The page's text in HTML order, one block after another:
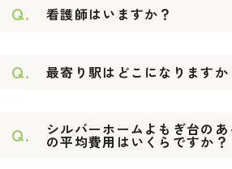
Q. 看護師はいますか？
Q. 最寄り駅はどこになりますか
Q. シルバーホームよもぎ台の
の平均費用はいくらですか？